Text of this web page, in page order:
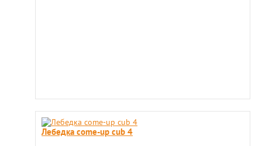
Лебедка come-up cub 4